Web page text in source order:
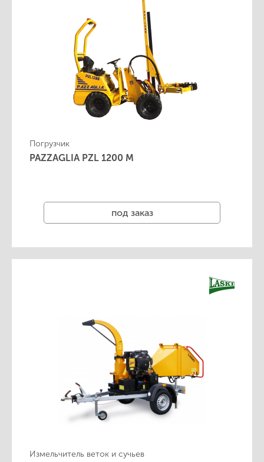
Погрузчик
PAZZAGLIA PZL 1200 M
под заказ
Измельчитель веток и сучьев